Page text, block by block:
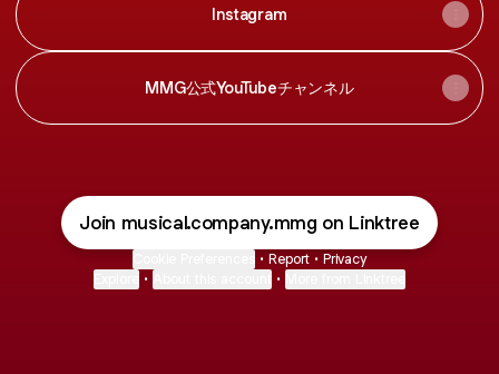
Instagram
MMG公式YouTubeチャンネル
Join musical.company.mmg on Linktree
• Report • Privacy
• •